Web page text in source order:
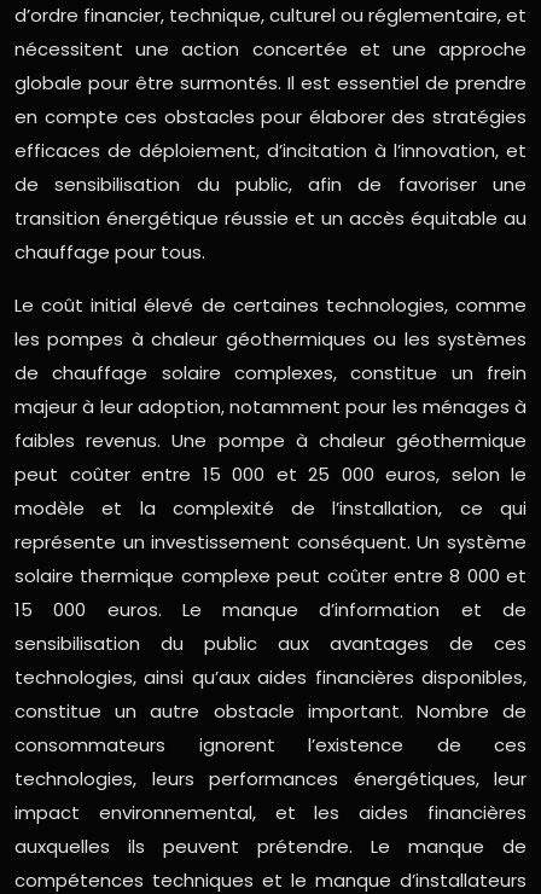
d’ordre financier, technique, culturel ou réglementaire, et
nécessitent une action concertée et une approche
globale pour être surmontés. Il est essentiel de prendre
en compte ces obstacles pour élaborer des stratégies
efficaces de déploiement, d’incitation à l’innovation, et
de sensibilisation du public, afin de favoriser une
transition énergétique réussie et un accès équitable au
chauffage pour tous.
Le coût initial élevé de certaines technologies, comme
les pompes à chaleur géothermiques ou les systèmes
de chauffage solaire complexes, constitue un frein
majeur à leur adoption, notamment pour les ménages à
faibles revenus. Une pompe à chaleur géothermique
peut coûter entre 15 000 et 25 000 euros, selon le
modèle et la complexité de l’installation, ce qui
représente un investissement conséquent. Un système
solaire thermique complexe peut coûter entre 8 000 et
15 000 euros. Le manque d’information et de
sensibilisation du public aux avantages de ces
technologies, ainsi qu’aux aides financières disponibles,
constitue un autre obstacle important. Nombre de
consommateurs ignorent l’existence de ces
technologies, leurs performances énergétiques, leur
impact environnemental, et les aides financières
auxquelles ils peuvent prétendre. Le manque de
compétences techniques et le manque d’installateurs